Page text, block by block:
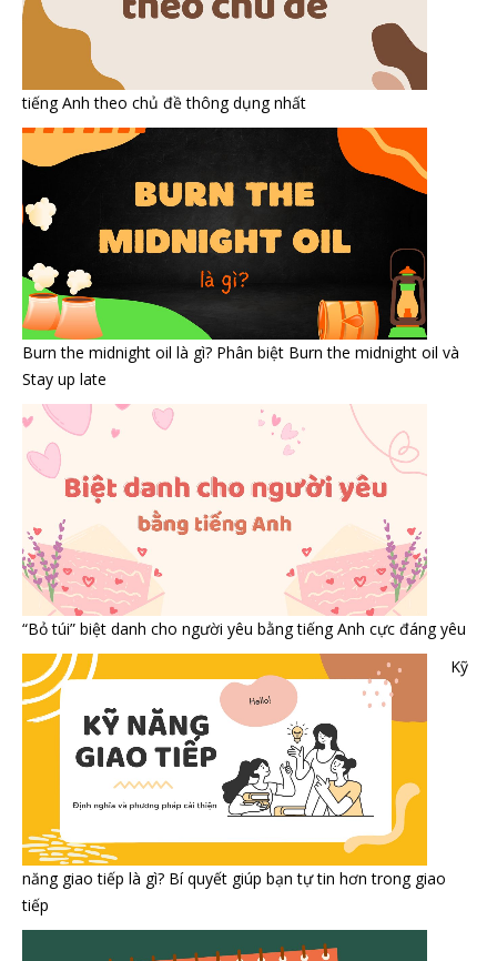
tiếng Anh theo chủ đề thông dụng nhất
Burn the midnight oil là gì? Phân biệt Burn the midnight oil và
Stay up late
“Bỏ túi” biệt danh cho người yêu bằng tiếng Anh cực đáng yêu
Kỹ
năng giao tiếp là gì? Bí quyết giúp bạn tự tin hơn trong giao
tiếp